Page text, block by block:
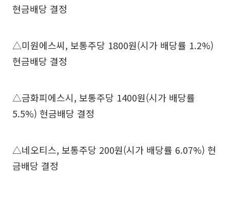
현금배당 결정
△미원에스씨, 보통주당 1800원(시가 배당률 1.2%)
현금배당 결정
△금화피에스시, 보통주당 1400원(시가 배당률
5.5%) 현금배당 결정
△네오티스, 보통주당 200원(시가 배당률 6.07%) 현
금배당 결정